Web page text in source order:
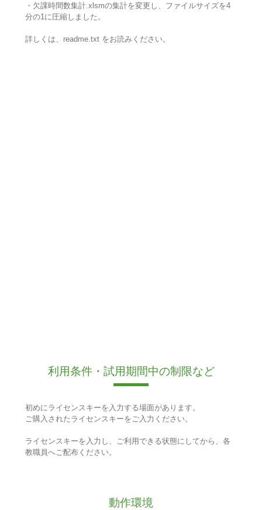
・欠課時間数集計.xlsmの集計を変更し、ファイルサイズを4
分の1に圧縮しました。
詳しくは、readme.txt をお読みください。
利用条件・試用期間中の制限など
初めにライセンスキーを入力する場面があります。
ご購入されたライセンスキーをご入力ください。
ライセンスキーを入力し、ご利用できる状態にしてから、各
教職員へご配布ください。
動作環境